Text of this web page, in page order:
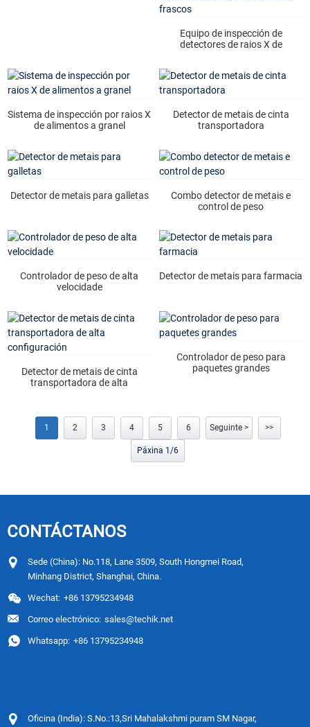
Equipo de inspección de
detectores de raios X de
Sistema de inspección por raios X
de alimentos a granel
Detector de metais de cinta
transportadora
Detector de metais para galletas
Combo detector de metais e
control de peso
Controlador de peso de alta
velocidade
Detector de metais para farmacia
Detector de metais de cinta
transportadora de alta
Controlador de peso para
paquetes grandes
1 2 3 4 5 6 Seguinte > >>
Páxina 1/6
CONTÁCTANOS
Sede (China): No.118, Lane 3509, South Hongmei Road,
Minhang District, Shanghai, China.
Wechat: +86 13795234948
Correo electrónico: sales@techik.net
Whatsapp: +86 13795234948
Oficina (India): S.No.:13,Sri Mahalakshmi puram SM Nagar,